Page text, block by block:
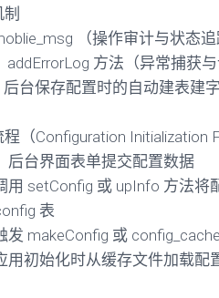
（操作审计与状态追
方法（异常捕获与
台保存配置时的自动建表建
（Configuration Initialization
后台界面表单提交配置数据
用 setConfig 或 upInfo 方法将
表
发 makeConfig 或
用初始化时从缓存文件加载配